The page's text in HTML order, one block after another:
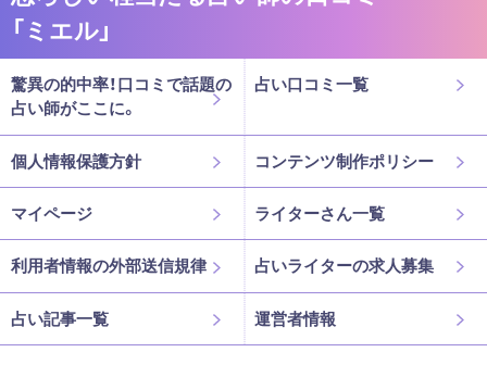
「ミエル」
驚異の的中率！口コミで話題の
占い師がここに。
占い口コミ一覧
個人情報保護方針 コンテンツ制作ポリシー
マイページ ライターさん一覧
利用者情報の外部送信規律 占いライターの求人募集
占い記事一覧 運営者情報